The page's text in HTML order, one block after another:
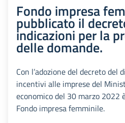
Fondo impresa
pubblicato il
indicazioni per la
delle domande.
Con l’adozione del decreto
incentivi alle imprese del
economico del 30 marzo 2022
Fondo impresa femminile.